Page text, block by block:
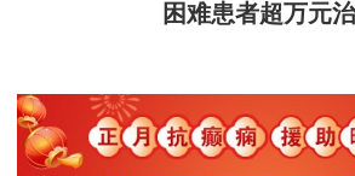
困难患者超万元